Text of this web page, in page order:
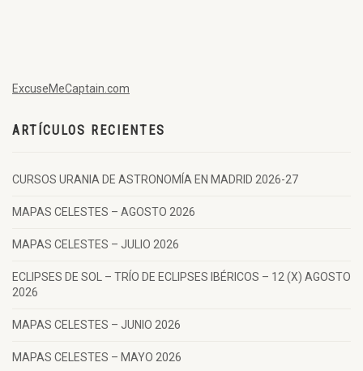
ExcuseMeCaptain.com
ARTÍCULOS RECIENTES
CURSOS URANIA DE ASTRONOMÍA EN MADRID 2026-27
MAPAS CELESTES – AGOSTO 2026
MAPAS CELESTES – JULIO 2026
ECLIPSES DE SOL – TRÍO DE ECLIPSES IBÉRICOS – 12 (X) AGOSTO
2026
MAPAS CELESTES – JUNIO 2026
MAPAS CELESTES – MAYO 2026